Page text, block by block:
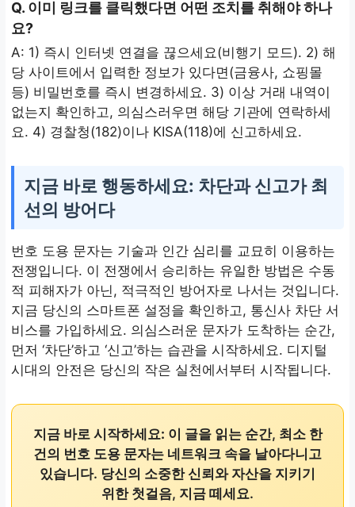
Q. 이미 링크를 클릭했다면 어떤 조치를 취해야 하나
요?
A: 1) 즉시 인터넷 연결을 끊으세요(비행기 모드). 2) 해
당 사이트에서 입력한 정보가 있다면(금융사, 쇼핑몰
등) 비밀번호를 즉시 변경하세요. 3) 이상 거래 내역이
없는지 확인하고, 의심스러우면 해당 기관에 연락하세
요. 4) 경찰청(182)이나 KISA(118)에 신고하세요.
지금 바로 행동하세요: 차단과 신고가 최
선의 방어다
번호 도용 문자는 기술과 인간 심리를 교묘히 이용하는
전쟁입니다. 이 전쟁에서 승리하는 유일한 방법은 수동
적 피해자가 아닌, 적극적인 방어자로 나서는 것입니다.
지금 당신의 스마트폰 설정을 확인하고, 통신사 차단 서
비스를 가입하세요. 의심스러운 문자가 도착하는 순간,
먼저 ‘차단’하고 ‘신고’하는 습관을 시작하세요. 디지털
시대의 안전은 당신의 작은 실천에서부터 시작됩니다.
지금 바로 시작하세요: 이 글을 읽는 순간, 최소 한
건의 번호 도용 문자는 네트워크 속을 날아다니고
있습니다. 당신의 소중한 신뢰와 자산을 지키기
위한 첫걸음, 지금 떼세요.